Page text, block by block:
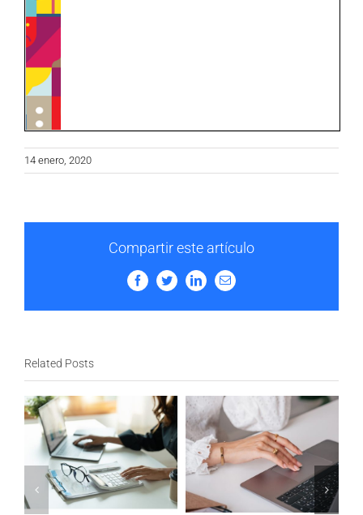
14 enero, 2020
Compartir este artículo
FacebookTwitterLinkedInEmail
Related Posts